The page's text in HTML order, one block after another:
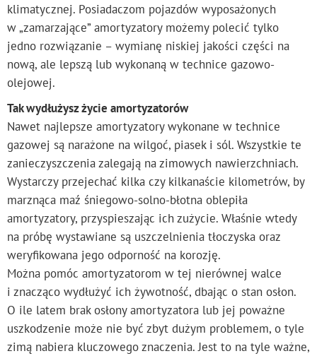
klimatycznej. Posiadaczom pojazdów wyposażonych
w „zamarzające” amortyzatory możemy polecić tylko
jedno rozwiązanie – wymianę niskiej jakości części na
nową, ale lepszą lub wykonaną w technice gazowo-
olejowej.
Tak wydłużysz życie amortyzatorów
Nawet najlepsze amortyzatory wykonane w technice
gazowej są narażone na wilgoć, piasek i sól. Wszystkie te
zanieczyszczenia zalegają na zimowych nawierzchniach.
Wystarczy przejechać kilka czy kilkanaście kilometrów, by
marznąca maź śniegowo-solno-błotna oblepiła
amortyzatory, przyspieszając ich zużycie. Właśnie wtedy
na próbę wystawiane są uszczelnienia tłoczyska oraz
weryfikowana jego odporność na korozję.
Można pomóc amortyzatorom w tej nierównej walce
i znacząco wydłużyć ich żywotność, dbając o stan osłon.
O ile latem brak osłony amortyzatora lub jej poważne
uszkodzenie może nie być zbyt dużym problemem, o tyle
zimą nabiera kluczowego znaczenia. Jest to na tyle ważne,